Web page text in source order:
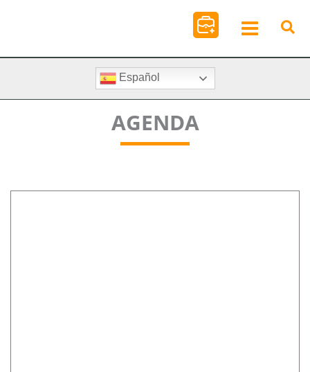
Español
AGENDA